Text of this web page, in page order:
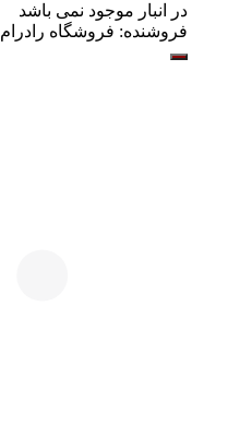
در انبار موجود نمی باشد
فروشنده: فروشگاه رادرام